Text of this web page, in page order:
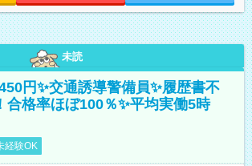
未読
円✨交通誘導警備員✨履歴書不
合格率ほぼ100％✨平均実働5時
経験OK